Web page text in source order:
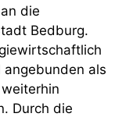
die
Bedburg.
als
Durch die